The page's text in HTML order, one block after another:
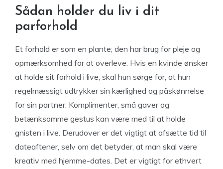
Sådan holder du liv i dit
parforhold
Et forhold er som en plante; den har brug for pleje og
opmærksomhed for at overleve. Hvis en kvinde ønsker
at holde sit forhold i live, skal hun sørge for, at hun
regelmæssigt udtrykker sin kærlighed og påskønnelse
for sin partner. Komplimenter, små gaver og
betænksomme gestus kan være med til at holde
gnisten i live. Derudover er det vigtigt at afsætte tid til
dateaftener, selv om det betyder, at man skal være
kreativ med hjemme-dates. Det er vigtigt for ethvert